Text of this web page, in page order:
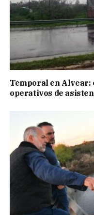
Temporal en
operativos de